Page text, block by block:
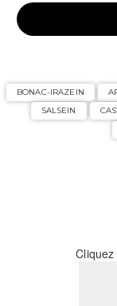
BONAC-IRAZEIN
SALSEIN